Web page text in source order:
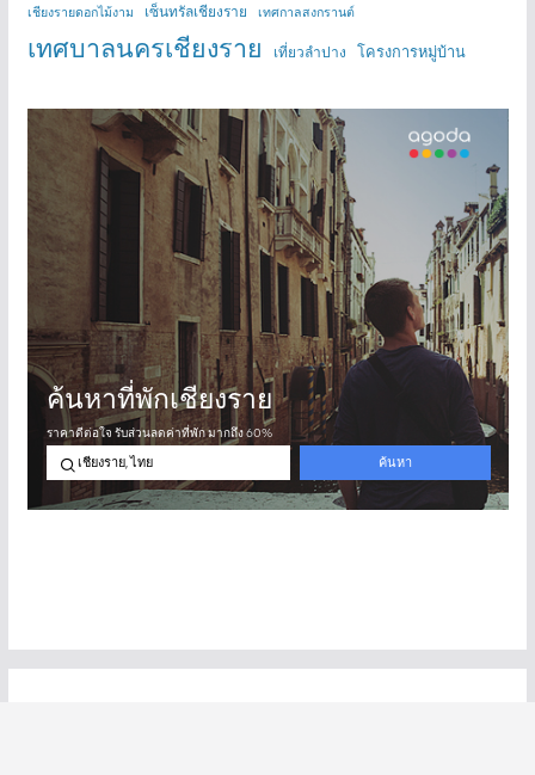
เชียงรายดอกไม้งาม เซ็นทรัลเชียงราย เทศกาลสงกรานต์
เทศบาลนครเชียงราย เที่ยวลำปาง โครงการหมู่บ้าน